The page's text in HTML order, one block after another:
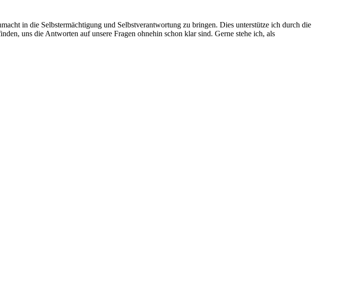
in die Selbstermächtigung und Selbstverantwortung zu bringen. Dies unterstütze ich durch die
uns die Antworten auf unsere Fragen ohnehin schon klar sind. Gerne stehe ich, als